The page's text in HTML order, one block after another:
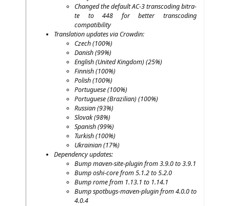
Chan­ged the defaultAC‑3 trans­co­ding bit­ra­
te to 448 for bet­ter trans­co­ding
compatibility
Trans­la­ti­on updates via Crowdin:
Czech (100%)
Danish (99%)
Eng­lish (United King­dom) (25%)
Fin­nish (100%)
Polish (100%)
Por­tu­gue­se (100%)
Por­tu­gue­se (Bra­zi­li­an) (100%)
Rus­si­an (93%)
Slo­vak (98%)
Spa­nish (99%)
Tur­ki­sh (100%)
Ukrai­ni­an (17%)
Depen­den­cy updates:
Bump maven-site-plug­in from 3.9.0 to 3.9.1
Bump oshi-core from 5.1.2 to 5.2.0
Bump rome from 1.13.1 to 1.14.1
Bump spot­bugs-maven-plug­in from 4.0.0 to
4.0.4